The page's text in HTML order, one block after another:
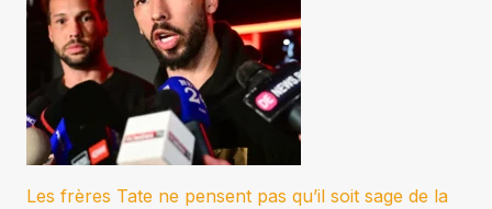
Les frères Tate ne pensent pas qu’il soit sage de la